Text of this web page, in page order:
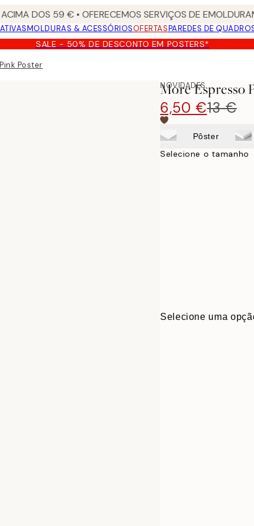
DOS 59 € • OFERECEMOS SERVIÇOS DE
MOLDURAS & ACESSÓRIOSOFERTASPAREDES DE
SALE - 50% DE DESCONTO EM POSTERS*
Poster
NOVIDADES
More Espresso
6,50 €13 €
Pôster
Selecione o tamanho
Selecione uma